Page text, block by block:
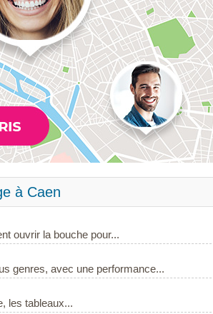
à Caen
ouvrir la bouche pour...
genres, avec une performance...
les tableaux...